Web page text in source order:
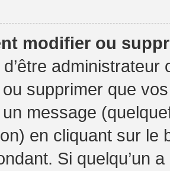
modifier ou
supprimer que
message
en cliquant sur le
Si quelqu’un